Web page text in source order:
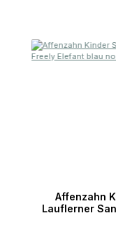
Affenzahn
Lauflerner